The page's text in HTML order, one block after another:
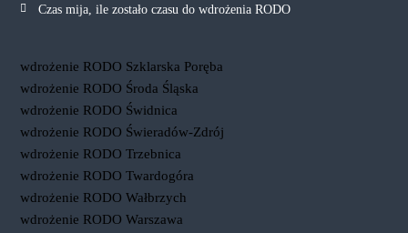
Czas mija, ile zostało czasu do wdrożenia RODO
wdrożenie RODO Szklarska Poręba
wdrożenie RODO Środa Śląska
wdrożenie RODO Świdnica
wdrożenie RODO Świeradów-Zdrój
wdrożenie RODO Trzebnica
wdrożenie RODO Twardogóra
wdrożenie RODO Wałbrzych
wdrożenie RODO Warszawa